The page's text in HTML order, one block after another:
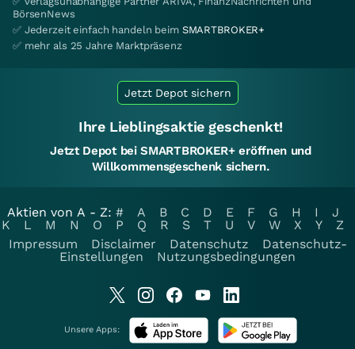
BörsenNews
✅ Jederzeit einfach handeln beim SMARTBROKER+
✅ mehr als 25 Jahre Marktpräsenz
Jetzt Depot sichern
Ihre Lieblingsaktie geschenkt!
Jetzt Depot bei SMARTBROKER+ eröffnen und
Willkommensgeschenk sichern.
Aktien von A - Z: # A B C D E F G H I
J
K
L M N O P Q R S T U V W X Y
Z
Impressum
Disclaimer Datenschutz
Datenschutz-
Einstellungen
Nutzungsbedingungen
Unsere Apps: